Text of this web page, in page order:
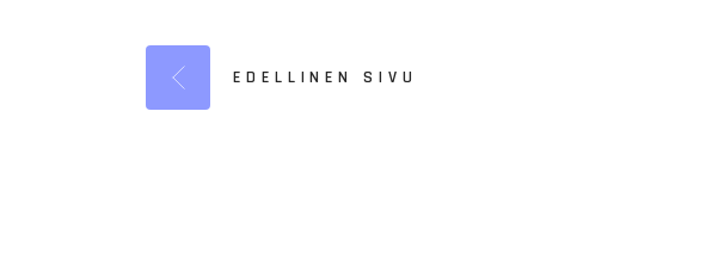
EDELLINEN SIVU